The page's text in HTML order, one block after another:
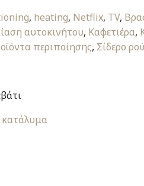
, heating, Netflix, TV,
αυτοκινήτου, Καφετιέρα,
περιποίησης, Σίδερο
κατάλυμα